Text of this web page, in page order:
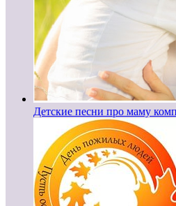
Детские песни про маму